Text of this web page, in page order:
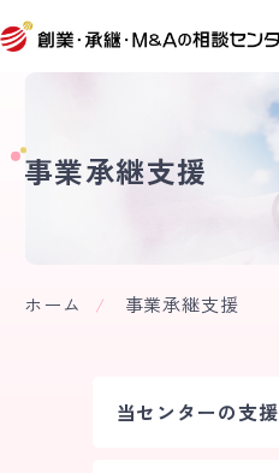
事業承継支援
ホーム 事業承継支援
当センターの支援